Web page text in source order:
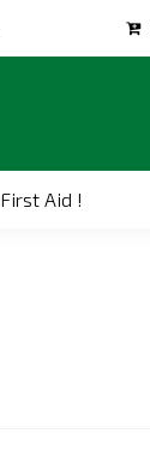
First Aid !